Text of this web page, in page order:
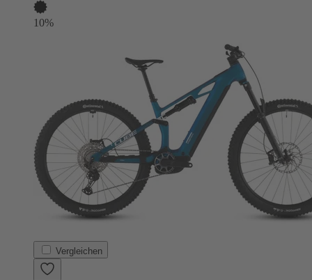
10%
Vergleichen